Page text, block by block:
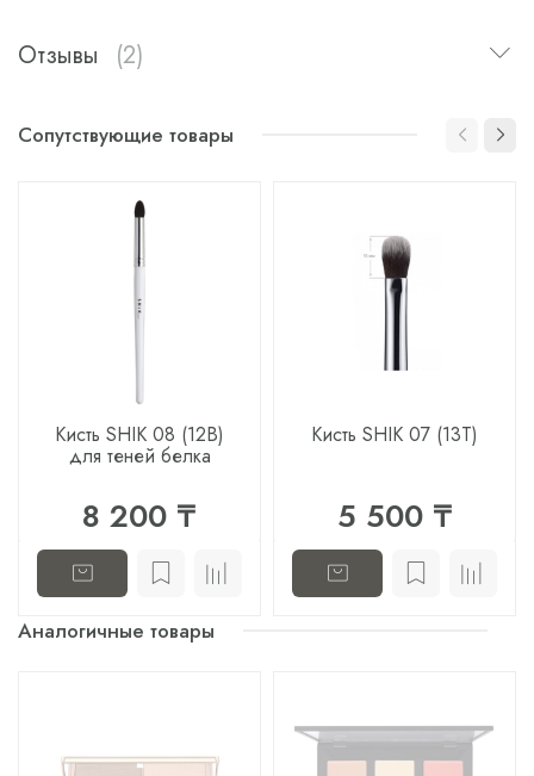
Отзывы (2)
Сопутствующие товары
Кисть SHIK 08 (12B)
для теней белка
8 200 ₸
Кисть SHIK 07 (13T)
5 500 ₸
Аналогичные товары